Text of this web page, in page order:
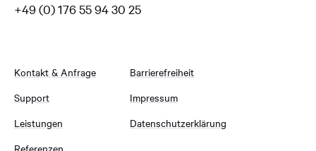
+49 (0) 176 55 94 30 25
Kontakt & Anfrage
Support
Leistungen
Barrierefreiheit
Impressum
Datenschutzerklärung